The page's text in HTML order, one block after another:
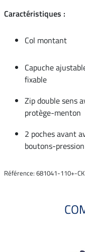
Caractéristiques :
Col montant
Capuche
fixable
Zip double sens
protège-menton
2 poches avant
boutons-pression
Référence: 681041-110+-CK